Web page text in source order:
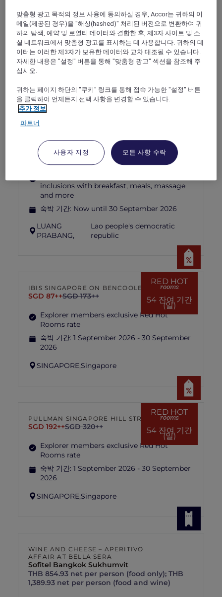
NIGHT OF FLAMES BBQ DINNER
BUFFET AT TEMASYA RESTAURANT
Mövenpick Hotel & Convention Centre KLIA
Explore members enjoy 30% off
Selangor Darul Ehsan, Malaysia
MORE
escapes
PULLMAN LUANG PRABANG
최저요금 USD 260++ for 2 nights
inclusions with breakfast, meals, massage
and more
숙박 기간: Now until 30 September 2026
LUANG
PRABANG,
Lao people's democratic
republic
RED HOT
rooms
54 잔여 기간
(일)
IBIS SINGAPORE ON BENCOOLEN
SGD 87++SGD 173++
Explorer members exclusive Red Hot
Rooms rate
숙박 기간: 1 September 2026 - 30 September
2026
SINGAPORE,Singapore
RED HOT
rooms
54 잔여 기간
(일)
PULLMAN SINGAPORE HILL STREET
SGD 192++SGD 320++
Explorer members exclusive Red Hot
Rooms rate
숙박 기간: 1 September 2026 - 30 September
2026
SINGAPORE,Singapore
WINE AND CHEESE – APERITIVO
AFFAIR AT BELLA SERA
Sofitel Bangkok Sukhumvit
THB 854.93 net per person (food only); THB
1,389.93 net per person (food and wine)
맞춤형 광고 목적의 정보 사용에 동의하실 경우, Accor는 귀하의 이
메일(제공된 경우)을 "해싱(hashed)" 처리된 버전으로 변환하여 귀
하의 탐색, 예약 및 로열티 데이터와 결합한 후, 제3자 사이트 및 소
셜 네트워크에서 맞춤형 광고를 표시하는 데 사용합니다. 귀하의 데
이터는 이러한 제3자가 보유한 데이터와 교차 대조될 수 있습니다.
자세한 내용은 "설정" 버튼을 통해 "맞춤형 광고" 섹션을 참조해 주
십시오.
귀하는 페이지 하단의 "쿠키" 링크를 통해 접속 가능한 "설정" 버튼
을 클릭하여 언제든지 선택 사항을 변경할 수 있습니다.
추가 정보
파트너
사용자 지정 모든 사항 수락